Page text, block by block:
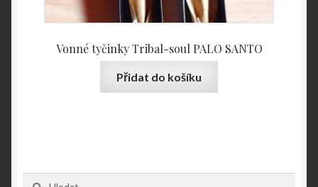
Vonné tyčinky Tribal-soul PALO SANTO
Přidat do košíku